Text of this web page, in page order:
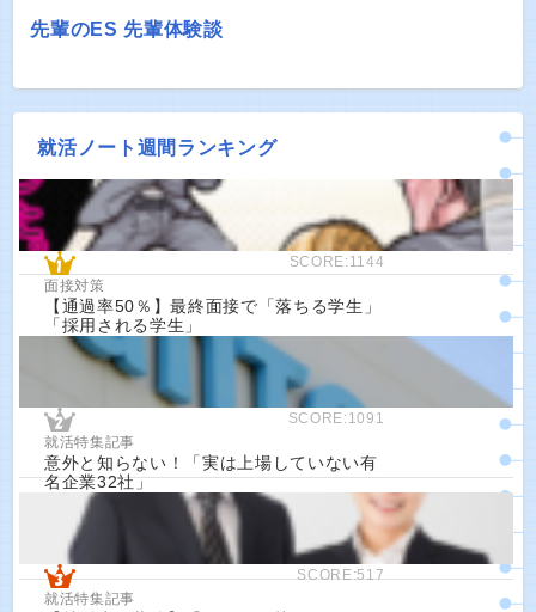
先輩のES 先輩体験談
就活ノート週間ランキング
SCORE:1144
面接対策
【通過率50％】最終面接で「落ちる学生」
「採用される学生」
SCORE:1091
就活特集記事
意外と知らない！「実は上場していない有
名企業32社」
SCORE:517
就活特集記事